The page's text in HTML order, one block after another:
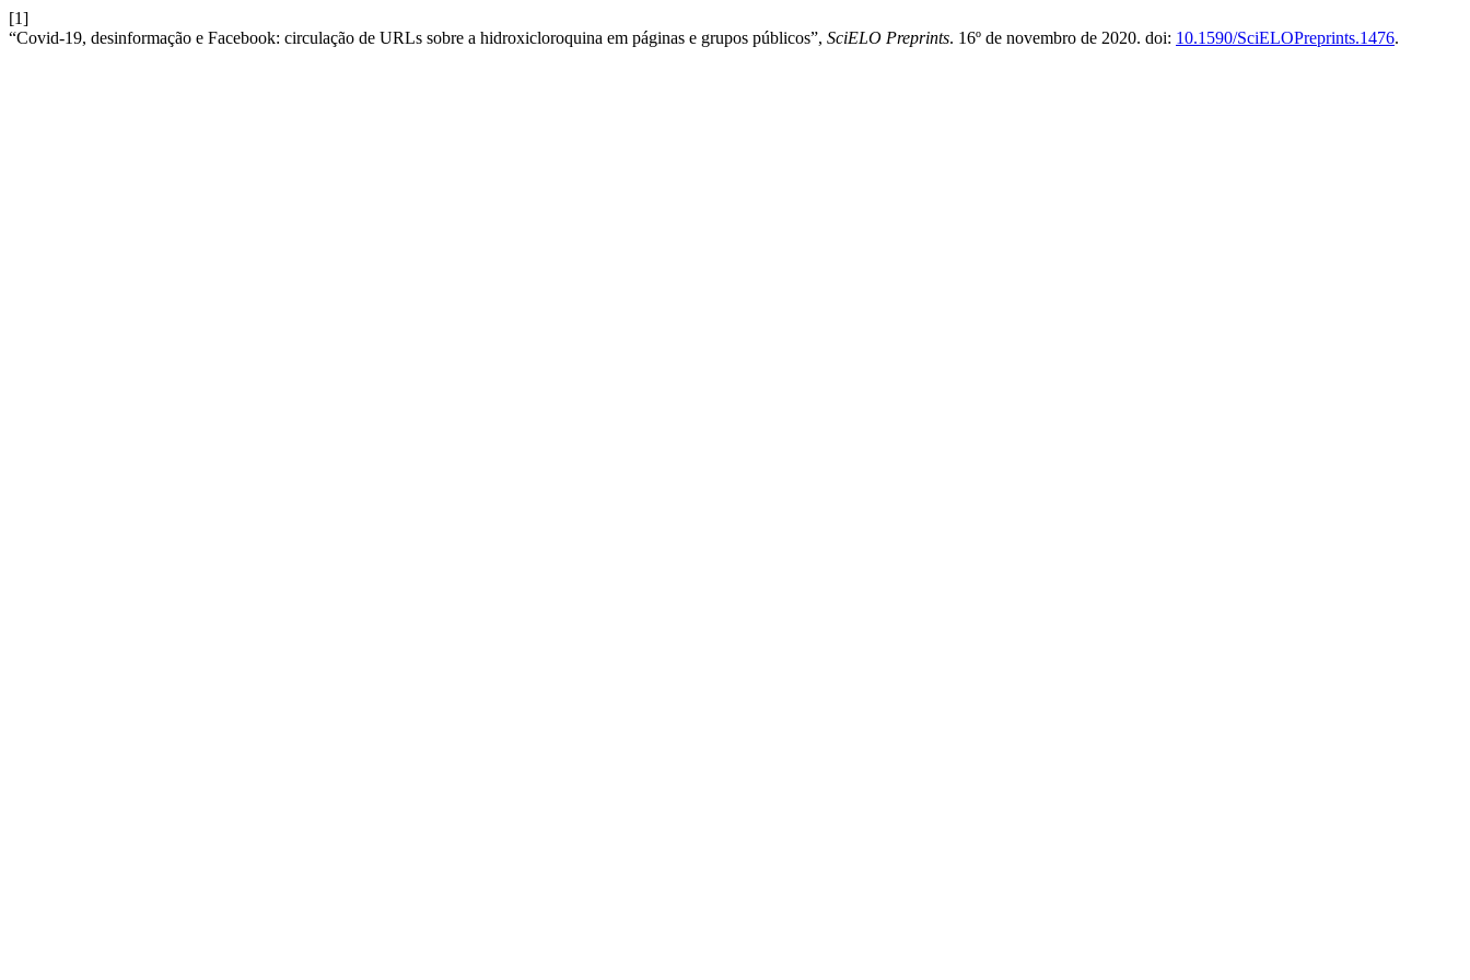
[1]
“Covid-19, desinformação e Facebook: circulação de URLs sobre a hidroxicloroquina em páginas e grupos públicos”, SciELO Preprints. 16º de novembro de 2020. doi: 10.1590/SciELOPreprints.1476.